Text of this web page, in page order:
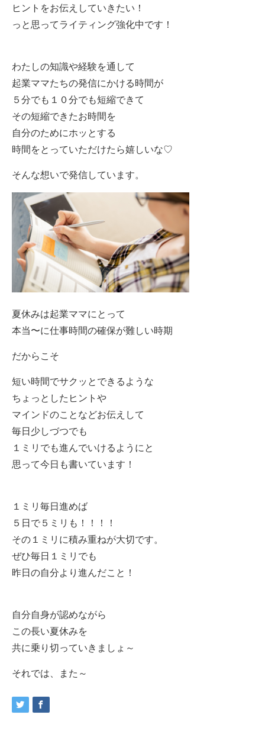
ヒントをお伝えしていきたい！
っと思ってライティング強化中です！
わたしの知識や経験を通して
起業ママたちの発信にかける時間が
５分でも１０分でも短縮できて
その短縮できたお時間を
自分のためにホッとする
時間をとっていただけたら嬉しいな♡
そんな想いで発信しています。
夏休みは起業ママにとって
本当〜に仕事時間の確保が難しい時期
だからこそ
短い時間でサクッとできるような
ちょっとしたヒントや
マインドのことなどお伝えして
毎日少しづつでも
１ミリでも進んでいけるようにと
思って今日も書いています！
１ミリ毎日進めば
５日で５ミリも！！！！
その１ミリに積み重ねが大切です。
ぜひ毎日１ミリでも
昨日の自分より進んだこと！
自分自身が認めながら
この長い夏休みを
共に乗り切っていきましょ～
それでは、また～